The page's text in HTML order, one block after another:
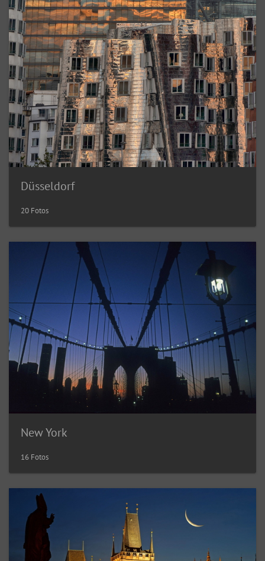
Düsseldorf
20 Fotos
New York
16 Fotos